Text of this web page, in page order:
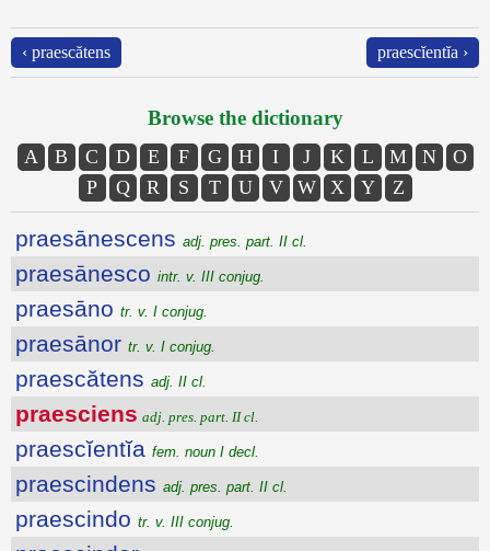
‹ praescătens praescĭentĭa ›
Browse the dictionary
A B C D E F G H I J K L M N
O
P
Q R S T U V W X Y Z
praesānescens adj. pres. part. II cl.
praesānesco intr. v. III conjug.
praesāno tr. v. I conjug.
praesānor tr. v. I conjug.
praescătens adj. II cl.
praesciens adj. pres. part. II cl.
praescĭentĭa fem. noun I decl.
praescindens adj. pres. part. II cl.
praescindo tr. v. III conjug.